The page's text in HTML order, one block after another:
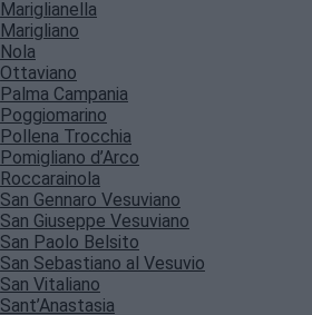
Mariglianella
Marigliano
Nola
Ottaviano
Palma Campania
Poggiomarino
Pollena Trocchia
Pomigliano d’Arco
Roccarainola
San Gennaro Vesuviano
San Giuseppe Vesuviano
San Paolo Belsito
San Sebastiano al Vesuvio
San Vitaliano
Sant’Anastasia